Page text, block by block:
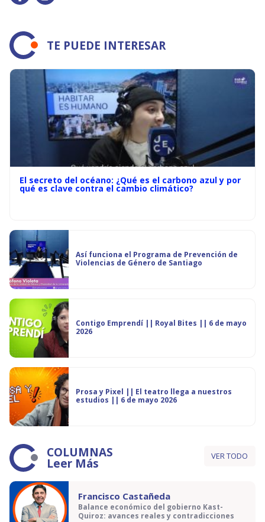
TE PUEDE INTERESAR
El secreto del océano: ¿Qué es el carbono azul y por
qué es clave contra el cambio climático?
Así funciona el Programa de Prevención de
Violencias de Género de Santiago
Contigo Emprendí || Royal Bites || 6 de mayo
2026
Prosa y Pixel || El teatro llega a nuestros
estudios || 6 de mayo 2026
COLUMNAS
Leer Más VER TODO
Francisco Castañeda
Balance económico del gobierno Kast-
Quiroz: avances reales y contradicciones